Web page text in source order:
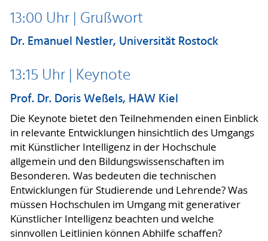
13:00 Uhr | Grußwort
Dr. Emanuel Nestler, Universität Rostock
13:15 Uhr | Keynote
Prof. Dr. Doris Weßels, HAW Kiel
Die Keynote bietet den Teilnehmenden einen Einblick
in relevante Entwicklungen hinsichtlich des Umgangs
mit Künstlicher Intelligenz in der Hochschule
allgemein und den Bildungswissenschaften im
Besonderen. Was bedeuten die technischen
Entwicklungen für Studierende und Lehrende? Was
müssen Hochschulen im Umgang mit generativer
Künstlicher Intelligenz beachten und welche
sinnvollen Leitlinien können Abhilfe schaffen?